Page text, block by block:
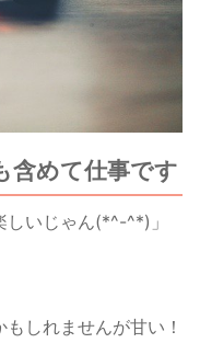
含めて仕事です
しいじゃん(*^-^*)」
しれませんが甘い！